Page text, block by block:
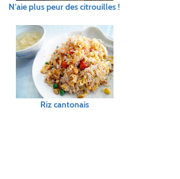
N’aie plus peur des citrouilles !
Riz cantonais